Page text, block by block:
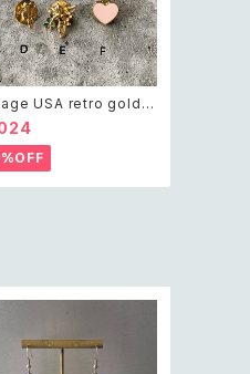
USA retro gold t
pin brooch レト
リカ ヴィンテージ アク
リー レトロ ゴールド ミニ
ローチ